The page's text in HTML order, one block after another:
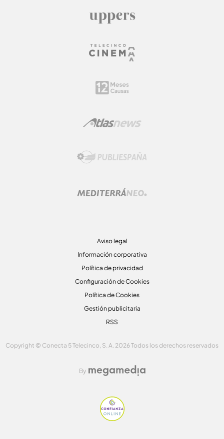
Aviso legal
Información corporativa
Política de privacidad
Configuración de Cookies
Política de Cookies
Gestión publicitaria
RSS
Copyright © Conecta 5 Telecinco, S. A. 2026 Todos los derechos reservados
By